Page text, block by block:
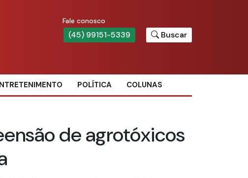
Fale conosco
(45) 99151-5339 Buscar
POLÍTICA COLUNAS
de agrotóxicos